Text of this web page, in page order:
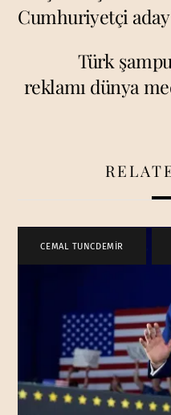
Cumhuriyetçi
Türk
reklamı dünya
CEMAL TUNCDEMİR